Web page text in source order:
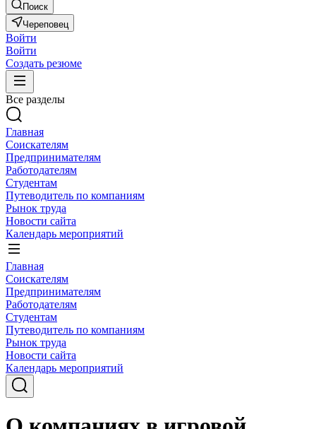
Поиск
Череповец
Войти
Войти
Создать резюме
Все разделы
Главная
Соискателям
Предпринимателям
Работодателям
Студентам
Путеводитель по компаниям
Рынок труда
Новости сайта
Календарь мероприятий
Главная
Соискателям
Предпринимателям
Работодателям
Студентам
Путеводитель по компаниям
Рынок труда
Новости сайта
Календарь мероприятий